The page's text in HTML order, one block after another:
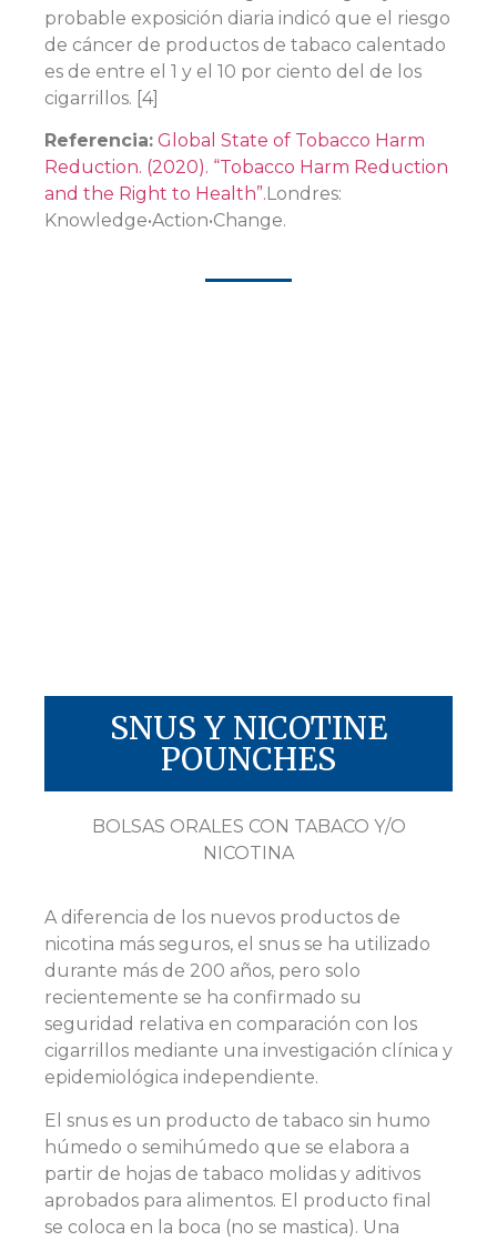
probable exposición diaria indicó que el riesgo
de cáncer de productos de tabaco calentado
es de entre el 1 y el 10 por ciento del de los
cigarrillos. [4]
Referencia: Global State of Tobacco Harm
Reduction. (2020). “Tobacco Harm Reduction
and the Right to Health”. Londres:
Knowledge•Action•Change.
SNUS Y NICOTINE
POUNCHES
BOLSAS ORALES CON TABACO Y/O
NICOTINA
A diferencia de los nuevos productos de
nicotina más seguros, el snus se ha utilizado
durante más de 200 años, pero solo
recientemente se ha confirmado su
seguridad relativa en comparación con los
cigarrillos mediante una investigación clínica y
epidemiológica independiente.
El snus es un producto de tabaco sin humo
húmedo o semihúmedo que se elabora a
partir de hojas de tabaco molidas y aditivos
aprobados para alimentos. El producto final
se coloca en la boca (no se mastica). Una